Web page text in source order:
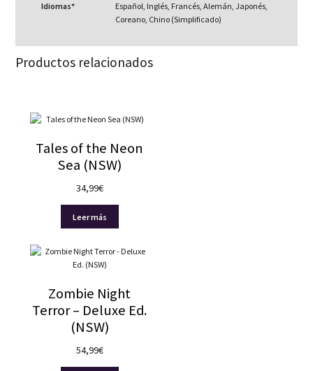
Idiomas*
Español, Inglés, Francés, Alemán, Japonés,
Coreano, Chino (Simplificado)
Productos relacionados
Tales of the Neon
Sea (NSW)
34,99€
Leer más
Zombie Night
Terror – Deluxe Ed.
(NSW)
54,99€